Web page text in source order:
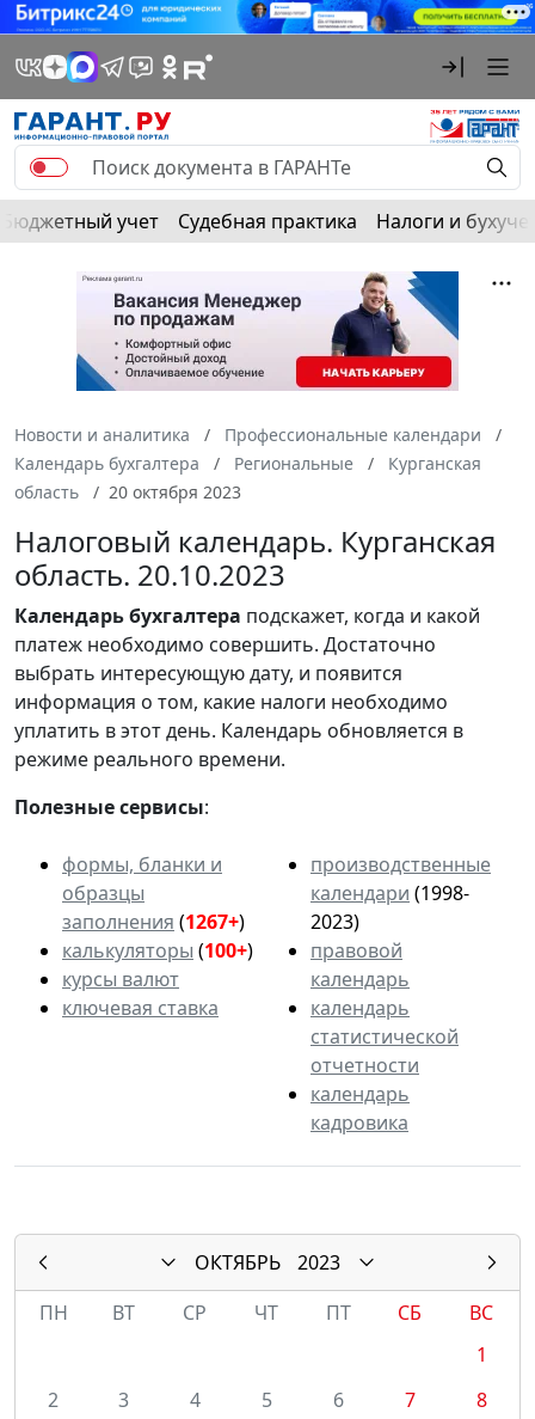
Бюджетный учет Судебная практика Налоги и
Новости и аналитика
Профессиональные календари
Календарь бухгалтера
Региональные
Курганская
область
20 октября 2023
Налоговый календарь. Курганская
область. 20.10.2023
Календарьбухгалтера подскажет, когда и какой
платеж необходимо совершить. Достаточно
выбрать интересующую дату, и появится
информация о том, какие налоги необходимо
уплатить в этот день. Календарь обновляется в
режиме реального времени.
Полезные сервисы:
формы, бланки и
образцы
заполнения (1267+)
калькуляторы (100+)
курсы валют
ключевая ставка
производственные
календари (1998-
2023)
правовой
календарь
календарь
статистической
отчетности
календарь
кадровика
ОКТЯБРЬ
2023
ПН
ВТ СР ЧТ ПТ СБ
ВС
1
2
3 4 5 6 7
8